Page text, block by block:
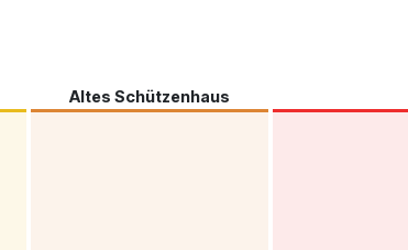
Altes Schützenhaus